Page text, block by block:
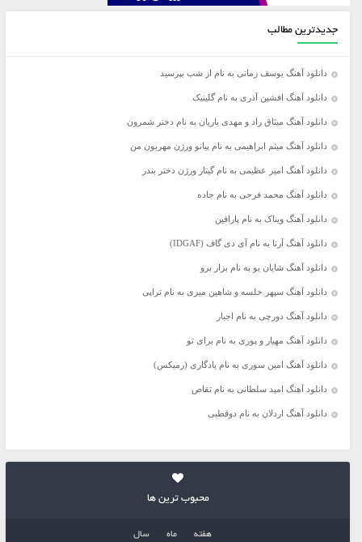
جدیدترین مطالب
دانلود آهنگ یوسف زمانی به نام از شب بپرسید
دانلود آهنگ افشین آذری به نام گلینیک
دانلود آهنگ میثاق راد و مهدی یاریان به نام دختر شمرون
دانلود آهنگ میثم ابراهیمی به نام پیانو ورژن مهربون من
دانلود آهنگ امیر عظیمی به نام گیتار ورژن دختر بندر
دانلود آهنگ محمد فرجی به نام جاده
دانلود آهنگ ویناک به نام پارافین
دانلود آهنگ آرتا به نام آی دی گاف (IDGAF)
دانلود آهنگ شایان یو به نام بزار برو
دانلود آهنگ سپهر خلسه و شاهین میری به نام تراپی
دانلود آهنگ دورچی به نام اجبار
دانلود آهنگ مهیار و پوری به نام برای تو
دانلود آهنگ امین سوری به نام یادگاری (رمیکس)
دانلود آهنگ امید سلطانی به نام تقاص
دانلود آهنگ اردلان به نام دوقطبی
محبوب ترین ها
هفته ماه سال